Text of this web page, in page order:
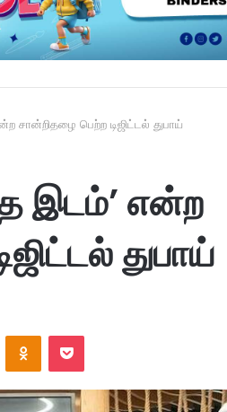
சான்றிதழை பெற்ற டிஜிட்டல் துபாய்
இடம்’ என்ற
துபாய்